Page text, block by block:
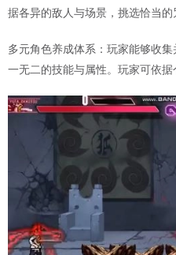
据各异的敌人与场景，挑选恰当的
多元角色养成体系：玩家能够收
一无二的技能与属性。玩家可依据